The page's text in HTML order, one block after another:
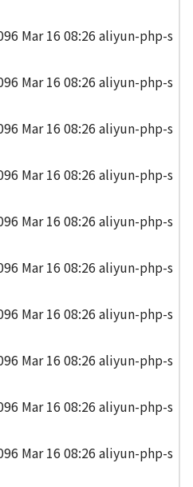
Mar 16 08:26 aliyun-php-s
Mar 16 08:26 aliyun-php-s
Mar 16 08:26 aliyun-php-s
Mar 16 08:26 aliyun-php-s
Mar 16 08:26 aliyun-php-s
Mar 16 08:26 aliyun-php-s
Mar 16 08:26 aliyun-php-s
Mar 16 08:26 aliyun-php-s
Mar 16 08:26 aliyun-php-s
Mar 16 08:26 aliyun-php-s